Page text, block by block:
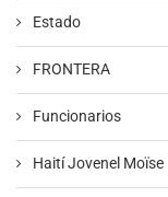
Estado
FRONTERA
Funcionarios
Haití Jovenel Moïse